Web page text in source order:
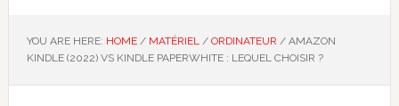
YOU ARE HERE: HOME / MATÉRIEL / ORDINATEUR /AMAZON
KINDLE (2022) VS KINDLE PAPERWHITE : LEQUEL CHOISIR ?